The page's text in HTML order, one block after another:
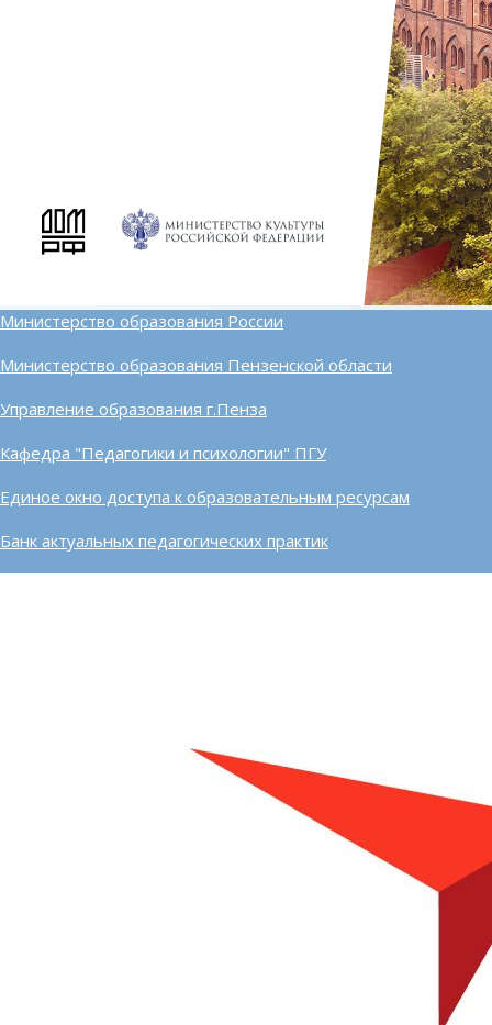
Министерство образования России
Министерство образования Пензенской области
Управление образования г.Пенза
Кафедра "Педагогики и психологии" ПГУ
Единое окно доступа к образовательным ресурсам
Банк актуальных педагогических практик